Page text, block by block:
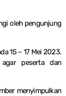
oleh pengunjung
15 – 17 Mei 2023.
peserta dan
menyimpulkan